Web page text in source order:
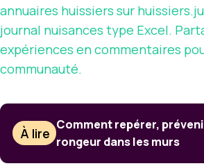
annuaires huissiers sur
journal nuisances type Excel.
expériences en commentaires
communauté.
À lire
Comment repérer,
rongeur dans les murs